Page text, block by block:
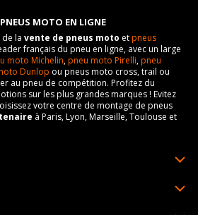
MOTO EN LIGNE
la vente de pneus moto etpneus
français du pneu en ligne, avec un large
moto Michelin,pneu moto Pirelli,pneu
Dunlop ou pneus moto cross, trail ou
au pneu de compétition. Profitez du
sur les plus grandes marques ! Evitez
votre centre de montage de pneus
à Paris, Lyon, Marseille, Toulouse et